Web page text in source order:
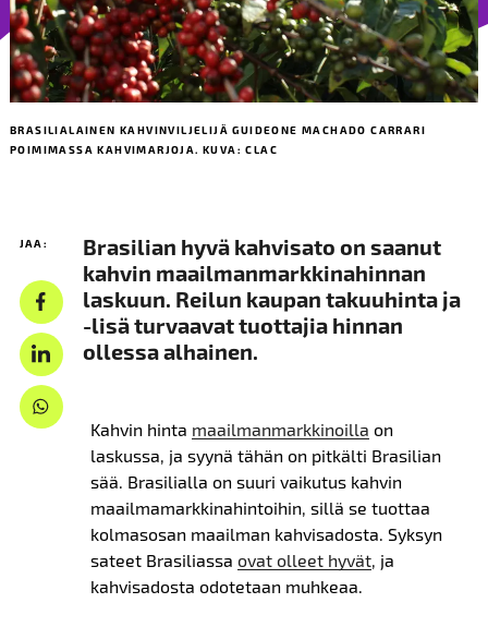
BRASILIALAINEN KAHVINVILJELIJÄ GUIDEONE MACHADO CARRARI
POIMIMASSA KAHVIMARJOJA. KUVA: CLAC
JAA:
Brasilian hyvä kahvisato on saanut
kahvin maailmanmarkkinahinnan
laskuun. Reilun kaupan takuuhinta ja
-lisä turvaavat tuottajia hinnan
ollessa alhainen.
Kahvin hinta maailmanmarkkinoilla on
laskussa, ja syynä tähän on pitkälti Brasilian
sää. Brasilialla on suuri vaikutus kahvin
maailmamarkkinahintoihin, sillä se tuottaa
kolmasosan maailman kahvisadosta. Syksyn
sateet Brasiliassa ovat olleet hyvät, ja
kahvisadosta odotetaan muhkeaa.